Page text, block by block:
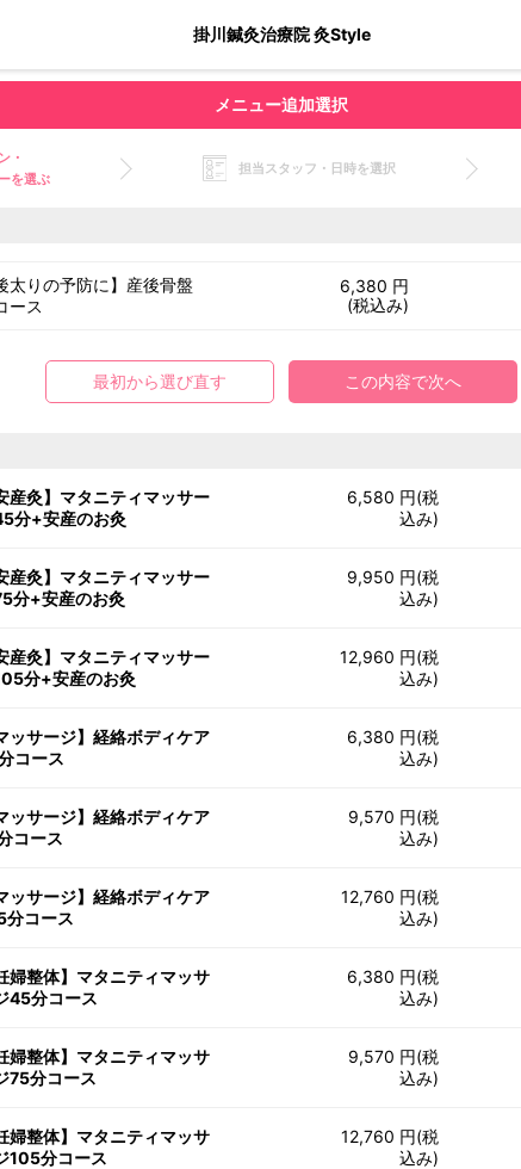
掛川鍼灸治療院 灸Style
メニュー追加選択
・
を選ぶ
担当スタッフ・日時を選択
太りの予防に】産後骨盤
ース
6,380 円
(税込み)
最初から選び直す この内容で次へ
産灸】マタニティマッサー
分+安産のお灸
6,580 円(税
込み)
産灸】マタニティマッサー
分+安産のお灸
9,950 円(税
込み)
産灸】マタニティマッサー
分+安産のお灸
12,960 円(税
込み)
ッサージ】経絡ボディケア
コース
6,380 円(税
込み)
ッサージ】経絡ボディケア
コース
9,570 円(税
込み)
ッサージ】経絡ボディケア
分コース
12,760 円(税
込み)
婦整体】マタニティマッサ
45分コース
6,380 円(税
込み)
婦整体】マタニティマッサ
75分コース
9,570 円(税
込み)
婦整体】マタニティマッサ
105分コース
12,760 円(税
込み)